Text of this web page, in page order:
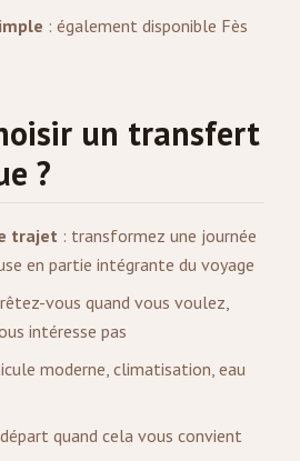
: également disponible Fès
un transfert
?
trajet : transformez une journée
en partie intégrante du voyage
vous quand vous voulez,
intéresse pas
moderne, climatisation, eau
quand cela vous convient